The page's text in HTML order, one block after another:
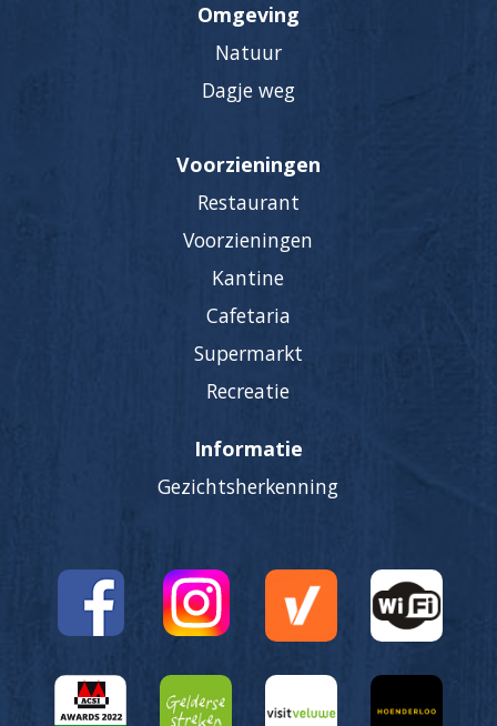
Omgeving
Natuur
Dagje weg
Voorzieningen
Restaurant
Voorzieningen
Kantine
Cafetaria
Supermarkt
Recreatie
Informatie
Gezichtsherkenning